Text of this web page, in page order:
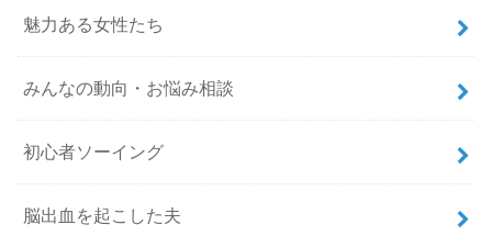
魅力ある女性たち
みんなの動向・お悩み相談
初心者ソーイング
脳出血を起こした夫